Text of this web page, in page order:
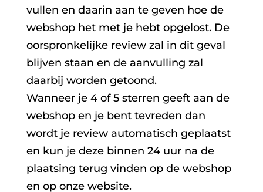
vullen en daarin aan te geven hoe de
webshop het met je hebt opgelost. De
oorspronkelijke review zal in dit geval
blijven staan en de aanvulling zal
daarbij worden getoond.
Wanneer je 4 of 5 sterren geeft aan de
webshop en je bent tevreden dan
wordt je review automatisch geplaatst
en kun je deze binnen 24 uur na de
plaatsing terug vinden op de webshop
en op onze website.